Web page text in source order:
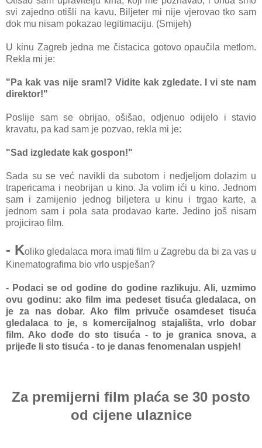
svi zajedno otišli na kavu. Biljeter mi nije vjerovao tko sam
dok mu nisam pokazao legitimaciju. (Smijeh)
U kinu Zagreb jedna me čistacica gotovo opaučila metlom.
Rekla mi je:
"Pa kak vas nije sram!? Vidite kak zgledate. I vi ste nam
direktor!"
Poslije sam se obrijao, ošišao, odjenuo odijelo i stavio
kravatu, pa kad sam je pozvao, rekla mi je:
"Sad izgledate kak gospon!"
Sada su se već navikli da subotom i nedjeljom dolazim u
trapericama i neobrijan u kino. Ja volim ići u kino. Jednom
sam i zamijenio jednog biljetera u kinu i trgao karte, a
jednom sam i pola sata prodavao karte. Jedino još nisam
projicirao film.
- Koliko gledalaca mora imati film u Zagrebu da bi za vas u
Kinematografima bio vrlo uspješan?
- Podaci se od godine do godine razlikuju. Ali, uzmimo
ovu godinu: ako film ima pedeset tisuća gledalaca, on
je za nas dobar. Ako film privuče osamdeset tisuća
gledalaca to je, s komercijalnog stajališta, vrlo dobar
film. Ako dođe do sto tisuća - to je granica snova, a
prijeđe li sto tisuća - to je danas fenomenalan uspjeh!
Za premijerni film plaća se 30 posto
od cijene ulaznice